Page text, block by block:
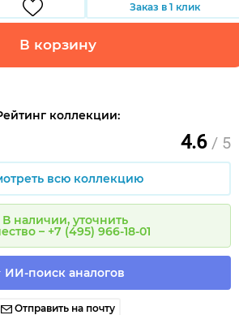
Заказ в 1 клик
В корзину
коллекции:
4.6 / 5
всю коллекцию
В наличии, уточнить
– +7 (495) 966-18-01
ИИ-поиск аналогов
Отправить на почту